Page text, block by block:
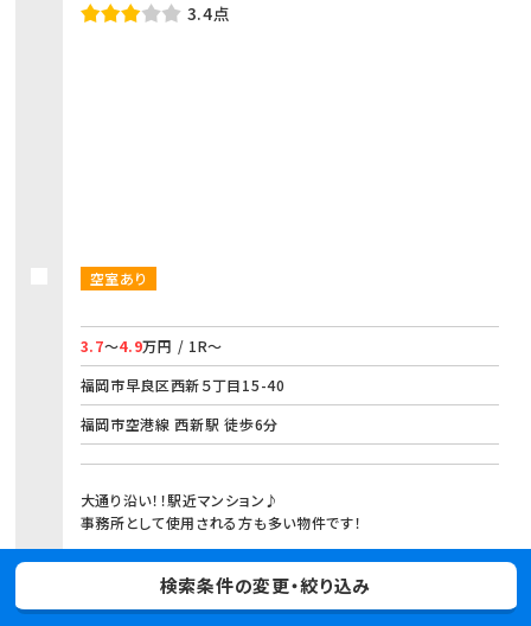
3.4点
空室あり
3.7～4.9万円 / 1R～
福岡市早良区西新５丁目15-40
福岡市空港線 西新駅 徒歩6分
大通り沿い！！駅近マンション♪
事務所として使用される方も多い物件です！
お気に入り 物件詳細
検索条件の変更・絞り込み